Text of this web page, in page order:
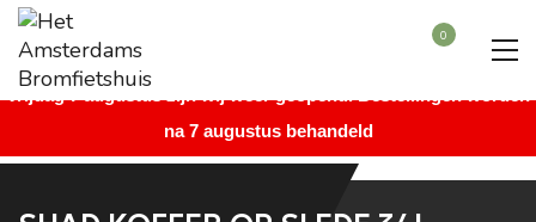
Beste bezoeker, wegens vakantie is onze winkel gesloten vanaf
maandag 27 juli augustus t/m donderdag 6 augustus. Vanaf
na 7 augustus behandeld
0